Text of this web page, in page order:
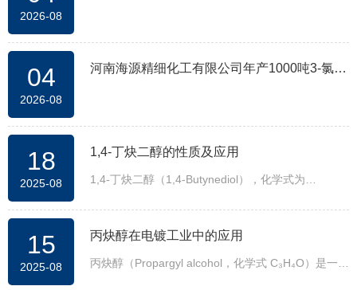
2026-08
04
2026-08
河南海源精细化工有限公司年产1000吨3-氯丙
18
2025-08
1,4-丁炔二醇的性质及应用
1,4-丁炔二醇（1,4-Butynediol），化学式为
键和两个羟基，这种独特的结构赋予了它多样的化学
反应性和广泛的应用价值。
15
2025-08
丙炔醇在电镀工业中的应用
丙炔醇（Propargyl alcohol，化学式 C₃H₄O）是一种